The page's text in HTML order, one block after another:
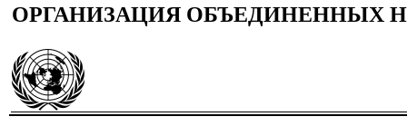
ОРГАНИЗАЦИЯ ОБЪЕДИНЕННЫХ